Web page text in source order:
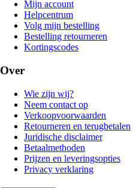
Mijn account
Helpcentrum
Volg mijn bestelling
Bestelling retourneren
Kortingscodes
Over
Wie zijn wij?
Neem contact op
Verkoopvoorwaarden
Retourneren en terugbetalen
Juridische disclaimer
Betaalmethoden
Prijzen en leveringsopties
Privacy verklaring